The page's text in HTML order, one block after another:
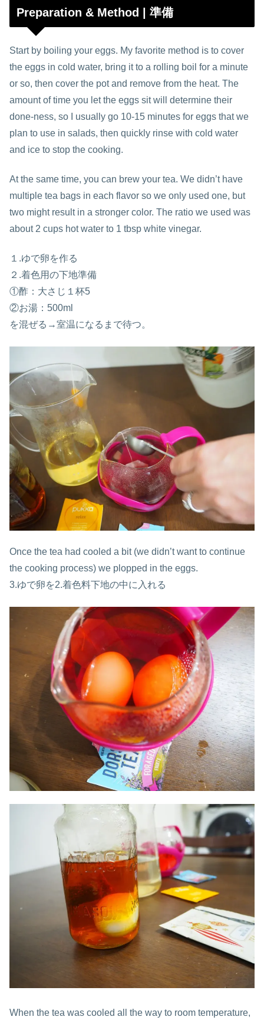
Preparation & Method | 準備
Start by boiling your eggs. My favorite method is to cover
the eggs in cold water, bring it to a rolling boil for a minute
or so, then cover the pot and remove from the heat. The
amount of time you let the eggs sit will determine their
done-ness, so I usually go 10-15 minutes for eggs that we
plan to use in salads, then quickly rinse with cold water
and ice to stop the cooking.
At the same time, you can brew your tea. We didn’t have
multiple tea bags in each flavor so we only used one, but
two might result in a stronger color. The ratio we used was
about 2 cups hot water to 1 tbsp white vinegar.
１.ゆで卵を作る
２.着色用の下地準備
①酢：大さじ１杯5
②お湯：500ml
を混ぜる→室温になるまで待つ。
Once the tea had cooled a bit (we didn’t want to continue
the cooking process) we plopped in the eggs.
3.ゆで卵を2.着色料下地の中に入れる
When the tea was cooled all the way to room temperature,